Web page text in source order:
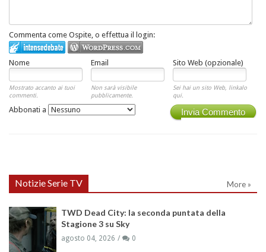
Commenta come Ospite, o effettua il login:
Nome Email Sito Web (opzionale)
Mostrato accanto ai tuoi
commenti.
Non sarà visibile
pubblicamente.
Sei hai un sito Web, linkalo
qui.
Invia Commento
Abbonati a
Notizie Serie TV More »
TWD Dead City: la seconda puntata della
Stagione 3 su Sky
agosto 04, 2026 0